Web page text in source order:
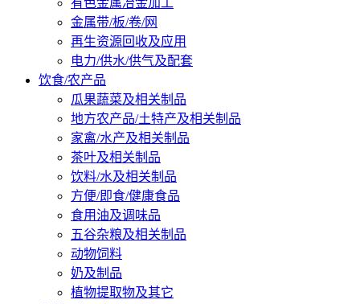
有色金属冶金加工
金属带/板/卷/网
再生资源回收及应用
电力/供水/供气及配套
饮食/农产品
瓜果蔬菜及相关制品
地方农产品/土特产及相关制品
家禽/水产及相关制品
茶叶及相关制品
饮料/水及相关制品
方便/即食/健康食品
食用油及调味品
五谷杂粮及相关制品
动物饲料
奶及制品
植物提取物及其它